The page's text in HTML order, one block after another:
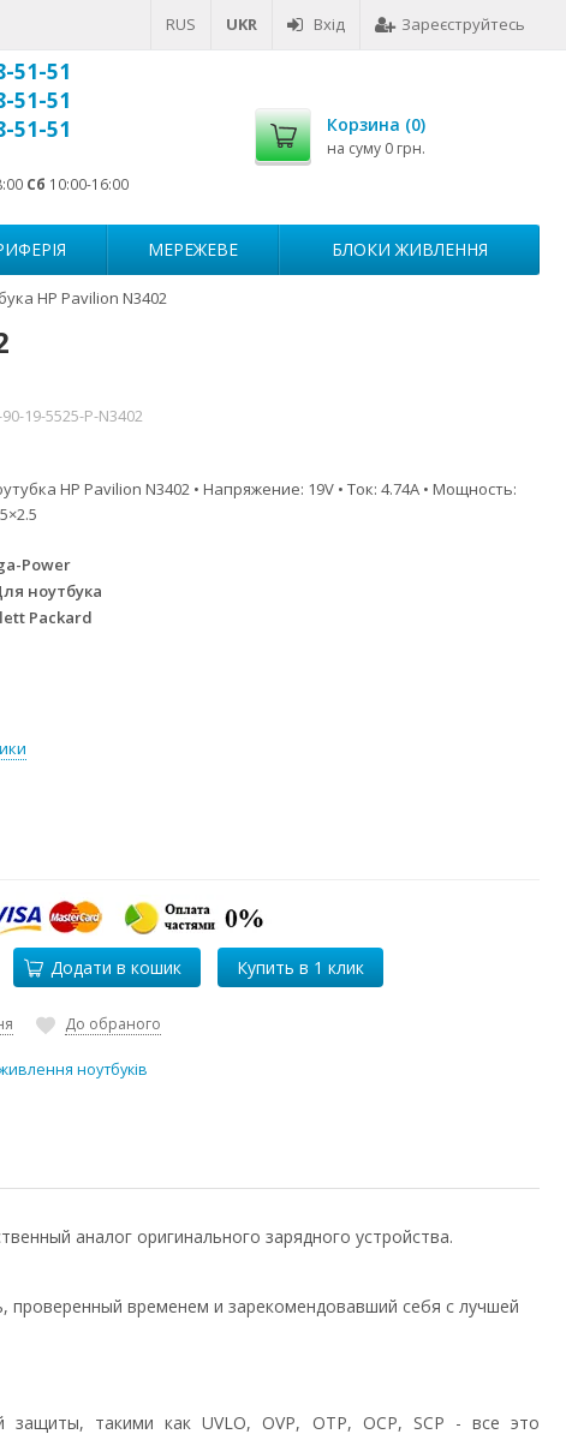
RUS UKR Вхід Зареєструйтесь
51-51
51-51
51-51
Сб 10:00-16:00
Корзина (0)
на суму 0 грн.
МЕРЕЖЕВЕ БЛОКИ ЖИВЛЕННЯ
HP Pavilion N3402
90-19-5525-P-N3402
HP Pavilion N3402 • Напряжение: 19V • Ток: 4.74A • Мощность:
Power
ноутбука
Packard
Додати в кошик
До обраного
ноутбуків
аналог оригинального зарядного устройства.
временем и зарекомендовавший себя с лучшей
защиты, такими как UVLO, OVP, OTP, OCP, SCP - все это